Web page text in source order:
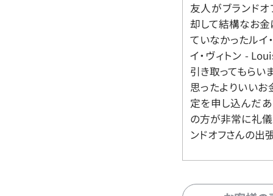
友人がブランド
却して結構なお金
ていなかったルイ
イ・ヴィトン -
引き取ってもらい
思ったよりいいお
定を申し込んだ
の方が非常に礼儀
ンドオフさんの出